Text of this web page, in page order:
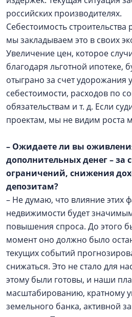
российских производителях.
Себестоимость строительства
мы закладываем это в своих
Увеличение цен, которое
благодаря льготной ипотеке,
отыграно за счет удорожания
себестоимости, расходов по
обязательствам и т. д. Если
проектам, мы не видим роста
– Ожидаете ли вы
дополнительных денег – за
ограничений, снижения
депозитам?
– Не думаю, что влияние этих
недвижимости будет
повышения спроса. До этого
момент оно должно было
текущих событий
снижаться. Это не стало для
этому были готовы, и наши
масштабированию, кратному
земельного банка, активной